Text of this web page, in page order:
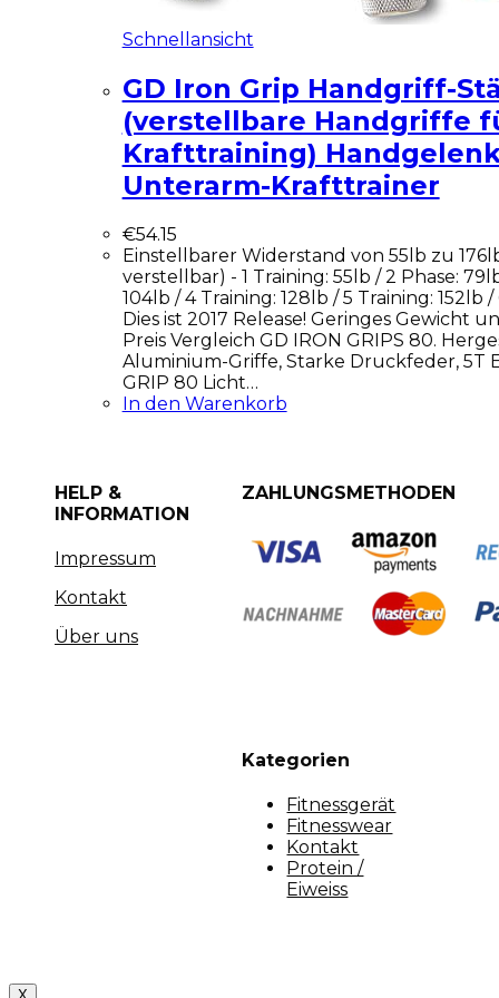
Schnellansicht
GD Iron Grip Handgriff-
(verstellbare Handgriffe
Krafttraining)
Unterarm-Krafttrainer
€54.15
Einstellbarer Widerstand von 55lb zu
verstellbar) - 1 Training: 55lb / 2 Phase:
104lb / 4 Training: 128lb / 5 Training: 152lb /
Dies ist 2017 Release! Geringes Gewicht
Preis Vergleich GD IRON GRIPS 80.
Aluminium-Griffe, Starke Druckfeder, 5T
GRIP 80 Licht…
In den Warenkorb
HELP &
INFORMATION
Impressum
Kontakt
Über uns
ZAHLUNGSMETHODEN
Kategorien
Fitnessgerät
Fitnesswear
Kontakt
Protein /
Eiweiss